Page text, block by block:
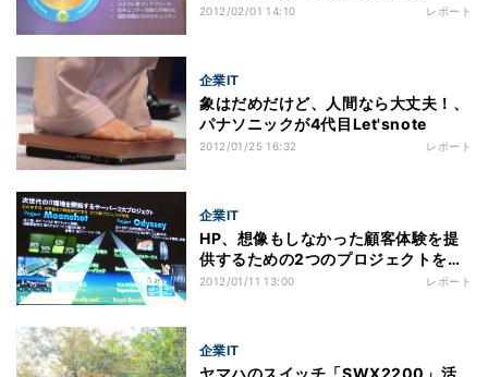
2012/02/01 14:10 レポート
企業IT
象はだめだけど、人間なら大丈夫！、
パナソニックが4代目Let'snote
2012/01/25 16:32 レポート
企業IT
HP、想像もしなかった顧客体験を提
供するための2つのプロジェクトを開
始
2012/01/11 13:00 レポート
企業IT
ヤマハのスイッチ「SWX2200」活